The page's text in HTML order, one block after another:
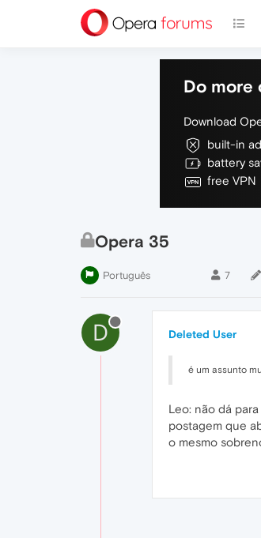
Do more
Download
built-in
battery
free VPN
Opera 35
Português 7
D Deleted User
é um assunto
Leo: não dá
postagem que
o mesmo